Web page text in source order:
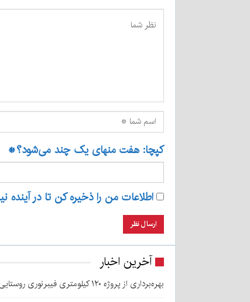
کپچا: هفت منهای یک چند می‌شود؟*
اطلاعات من را ذخیره کن تا در آینده
آخرین اخبار
بهره‌برداری از پروژه ۱۲۰ کیلومتری فیبرنوری روستایی در قلعه‌گنج